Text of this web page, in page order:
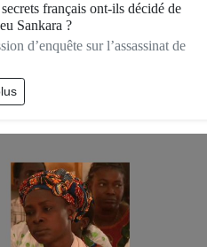
français ont-ils décidé de
Sankara ?
d’enquête sur l’assassinat de